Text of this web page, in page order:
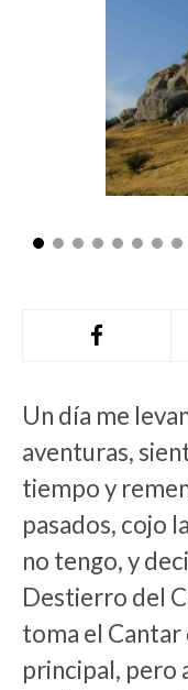
Un día me
aventuras,
tiempo y
pasados, cojo
no tengo, y
Destierro del
toma el Cantar
principal, pero